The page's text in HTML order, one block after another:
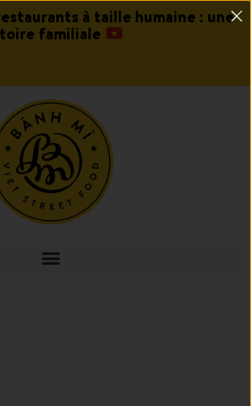
à taille humaine : une
familiale